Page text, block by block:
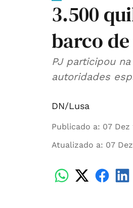
3.500
barco
PJ participou
autoridades
DN/Lusa
Publicado a: 07 Dez
Atualizado a: 07